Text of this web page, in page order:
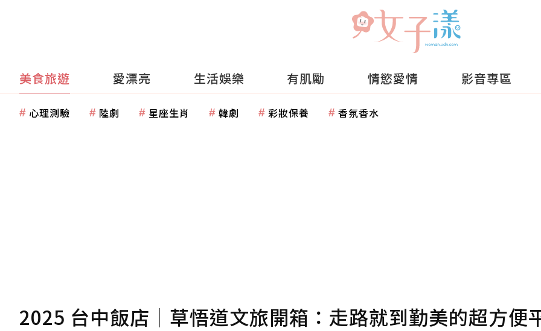
美食旅遊 愛漂亮 生活娛樂 有肌勵 情慾愛情 影音專區
心理測驗 陸劇 星座生肖 韓劇 彩妝保養 香氛香水
2025 台中飯店｜草悟道文旅開箱：走路就到勤美的超方便